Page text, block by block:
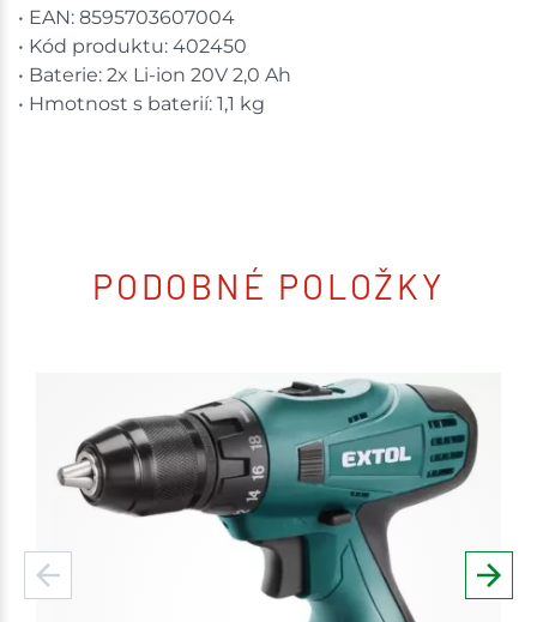
• EAN: 8595703607004
• Kód produktu: 402450
• Baterie: 2x Li-ion 20V 2,0 Ah
• Hmotnost s baterií: 1,1 kg
PODOBNÉ POLOŽKY